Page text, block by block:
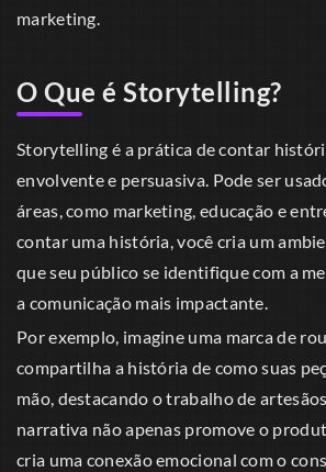
marketing.
O Que é Storytelling?
Storytelling é a prática de contar
envolvente e persuasiva. Pode ser
áreas, como marketing, educação e
contar uma história, você cria um
que seu público se identifique com a
a comunicação mais impactante.
Por exemplo, imagine uma marca de
compartilha a história de como suas
mão, destacando o trabalho de
narrativa não apenas promove o
cria uma conexão emocional com o